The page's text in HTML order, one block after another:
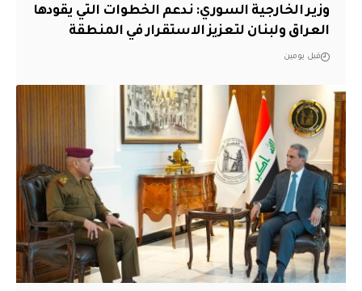
وزير الخارجية السوري: ندعم الخطوات التي يقودها
العراق ولبنان لتعزيز الاستقرار في المنطقة
قبل يومين